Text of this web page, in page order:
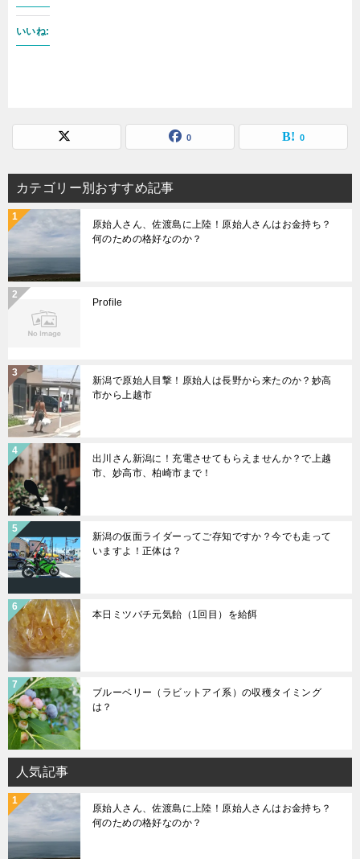
いいね:
0 0
カテゴリー別おすすめ記事
原始人さん、佐渡島に上陸！原始人さんはお金持ち？
何のための格好なのか？
Profile
新潟で原始人目撃！原始人は長野から来たのか？妙高
市から上越市
出川さん新潟に！充電させてもらえませんか？で上越
市、妙高市、柏崎市まで！
新潟の仮面ライダーってご存知ですか？今でも走って
いますよ！正体は？
本日ミツバチ元気飴（1回目）を給餌
ブルーベリー（ラビットアイ系）の収穫タイミング
は？
人気記事
原始人さん、佐渡島に上陸！原始人さんはお金持ち？
何のための格好なのか？